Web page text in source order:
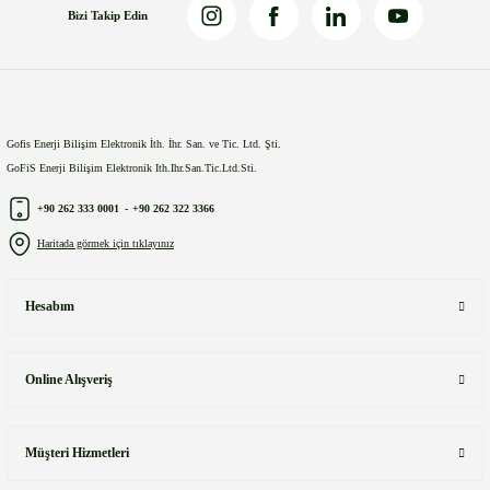
Bizi Takip Edin
Gofis Enerji Bilişim Elektronik İth. İhr. San. ve Tic. Ltd. Şti.
GoFiS Enerji Bilişim Elektronik Ith.Ihr.San.Tic.Ltd.Sti.
+90 262 333 0001 - +90 262 322 3366
Haritada görmek için tıklayınız
Hesabım
Online Alışveriş
Müşteri Hizmetleri